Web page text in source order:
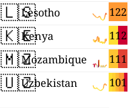
🇱🇸 122
Lesotho
🇰🇪 112
Kenya
🇲🇿 111
Mozambique
🇺🇿 101
Uzbekistan